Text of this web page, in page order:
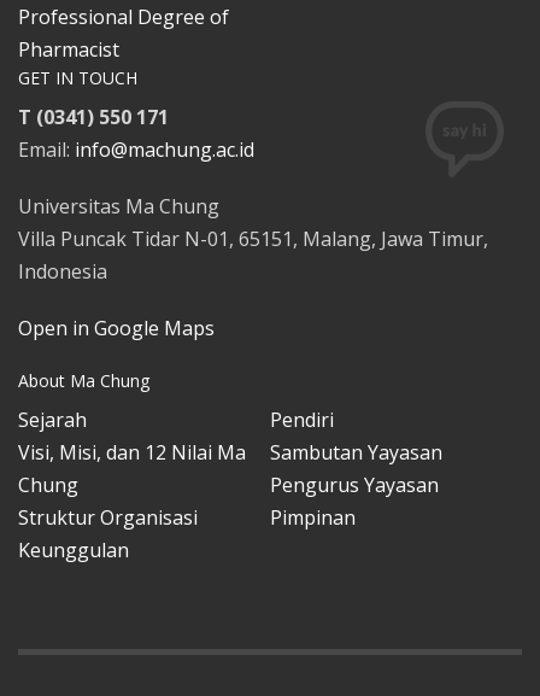
Professional Degree of
Pharmacist
GET IN TOUCH
T (0341) 550 171
Email: info@machung.ac.id
Universitas Ma Chung
Villa Puncak Tidar N-01, 65151, Malang, Jawa Timur,
Indonesia
Open in Google Maps
About Ma Chung
Sejarah
Pendiri
Visi, Misi, dan 12 Nilai Ma
Chung
Sambutan Yayasan
Pengurus Yayasan
Struktur Organisasi
Pimpinan
Keunggulan